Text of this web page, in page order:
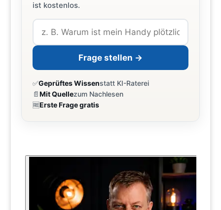
ist kostenlos.
Frage stellen →
✅Geprüftes Wissenstatt KI-Raterei
📄Mit Quellezum Nachlesen
🆓Erste Frage gratis